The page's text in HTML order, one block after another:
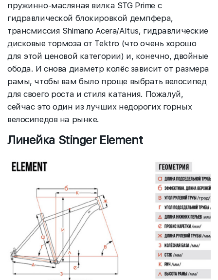
пружинно-масляная вилка STG Prime с
гидравлической блокировкой демпфера,
трансмиссия Shimano Acera/Altus, гидравлические
дисковые тормоза от Tektro (что очень хорошо
для этой ценовой категории) и, конечно, двойные
обода. И снова диаметр колёс зависит от размера
рамы, чтобы вам было проще выбрать велосипед
для своего роста и стиля катания. Пожалуй,
сейчас это один из лучших недорогих горных
велосипедов на рынке.
Линейка Stinger Element